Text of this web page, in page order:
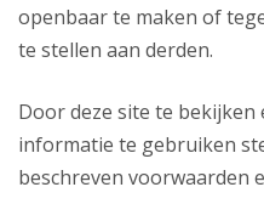
openbaar te maken of
te stellen aan derden.
Door deze site te bekijken
informatie te gebruiken
beschreven voorwaarden